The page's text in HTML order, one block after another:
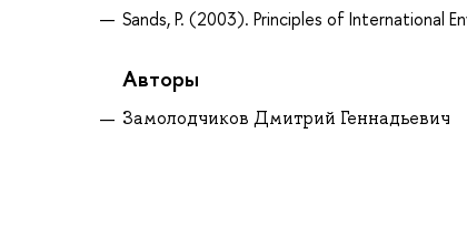
Sands, P. (2003). Principles of International
Авторы
Замолодчиков Дмитрий Геннадьевич